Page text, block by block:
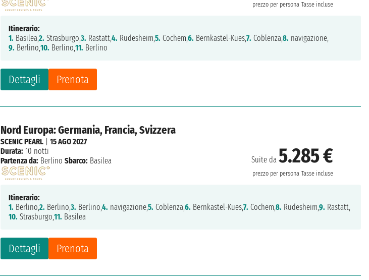
prezzo per persona Tasse incluse
Dettagli Prenota
Itinerario:
1. Basilea,2. Strasburgo,3. Rastatt,4. Rudesheim,5. Cochem,6. Bernkastel-Kues,7. Coblenza,8. navigazione,
9. Berlino,10. Berlino,11. Berlino
Nord Europa: Germania, Francia, Svizzera
Suite da5.285 €
prezzo per persona Tasse incluse
Dettagli Prenota
SCENIC PEARL |15 AGO 2027
Durata: 10 notti
Partenza da: Berlino Sbarco: Basilea
Itinerario:
1. Berlino,2. Berlino,3. Berlino,4. navigazione,5. Coblenza,6. Bernkastel-Kues,7. Cochem,8. Rudesheim,9. Rastatt,
10. Strasburgo,11. Basilea